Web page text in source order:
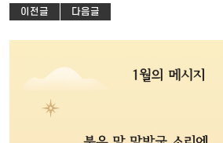
이전글 다음글